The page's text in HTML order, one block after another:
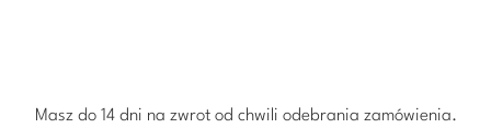
Masz do 14 dni na zwrot od chwili odebrania zamówienia.